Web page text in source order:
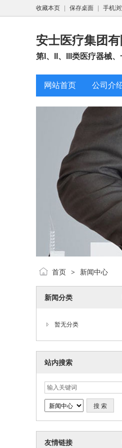
收藏本页 保存桌面 手机
安士医疗集团有
第I、II、III类医疗器械
网站首页 公司介
首页 > 新闻中心
新闻分类
暂无分类
站内搜索
友情链接